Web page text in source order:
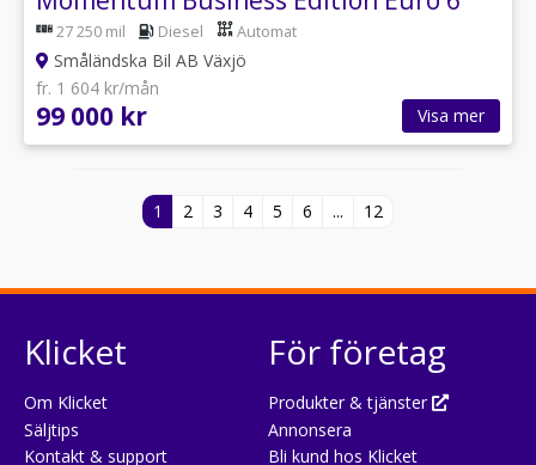
27 250 mil Diesel Automat
Småländska Bil AB Växjö
fr. 1 604 kr/mån
99 000 kr Visa mer
1 2 3 4 5 6 ... 12
Klicket
Om Klicket
Säljtips
Kontakt & support
För företag
Produkter & tjänster
Annonsera
Bli kund hos Klicket